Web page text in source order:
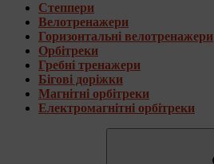
Степпери
Велотренажери
Горизонтальні велотренажери
Орбітреки
Гребні тренажери
Бігові доріжки
Магнітні орбітреки
Електромагнітні орбітреки